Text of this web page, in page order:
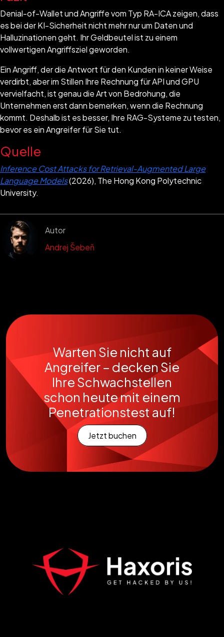
Denial-of-Wallet und Angriffe vom Typ RA-ICA zeigen, dass
es bei der KI-Sicherheit nicht mehr nur um Daten und
Halluzinationen geht. Ihr Geldbeutel ist zu einem
vollwertigen Angriffsziel geworden.
Ein Angriff, der die Antwort für den Kunden in keiner Weise
verdirbt, aber im Stillen Ihre Rechnung für API und GPU
vervielfacht, ist genau die Art von Bedrohung, die
Unternehmen erst dann bemerken, wenn die Rechnung
kommt. Deshalb ist es besser, Ihre RAG-Systeme zu testen,
bevor es ein Angreifer für Sie tut.
Quelle
Inference Cost Attacks for Retrieval-Augmented Large
Language Models(2026), The Hong Kong Polytechnic
University.
Autor
Andrej Šebeň
Warten Sie nicht auf
Angreifer – decken Sie
Ihre Schwachstellen
schon heute mit einem
Penetrationstest auf!
Jetzt buchen